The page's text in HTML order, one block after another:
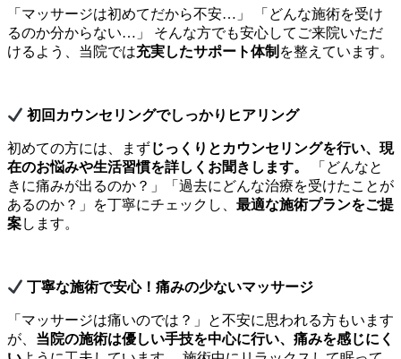
「マッサージは初めてだから不安…」 「どんな施術を受け
るのか分からない…」 そんな方でも安心してご来院いただ
けるよう、当院では充実したサポート体制 を整えています。
初回カウンセリングでしっかりヒアリング
初めての方には、まずじっくりとカウンセリングを行い、現
在のお悩みや生活習慣を詳しくお聞きします。
「どんなと
きに痛みが出るのか？」「過去にどんな治療を受けたことが
あるのか？」を丁寧にチェックし、 最適な施術プランをご提
案します。
丁寧な施術で安心！痛みの少ないマッサージ
「マッサージは痛いのでは？」と不安に思われる方もいます
が、 当院の施術は優しい手技を中心に行い、痛みを感じにく